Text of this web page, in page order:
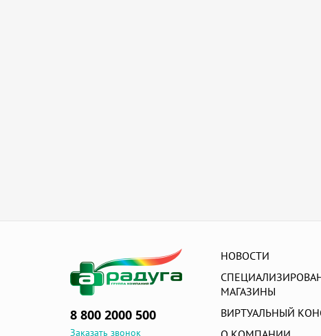
8 800 2000 500
Заказать звонок
НОВОСТИ
МАГАЗИНЫ
ВИРТУАЛЬНЫЙ